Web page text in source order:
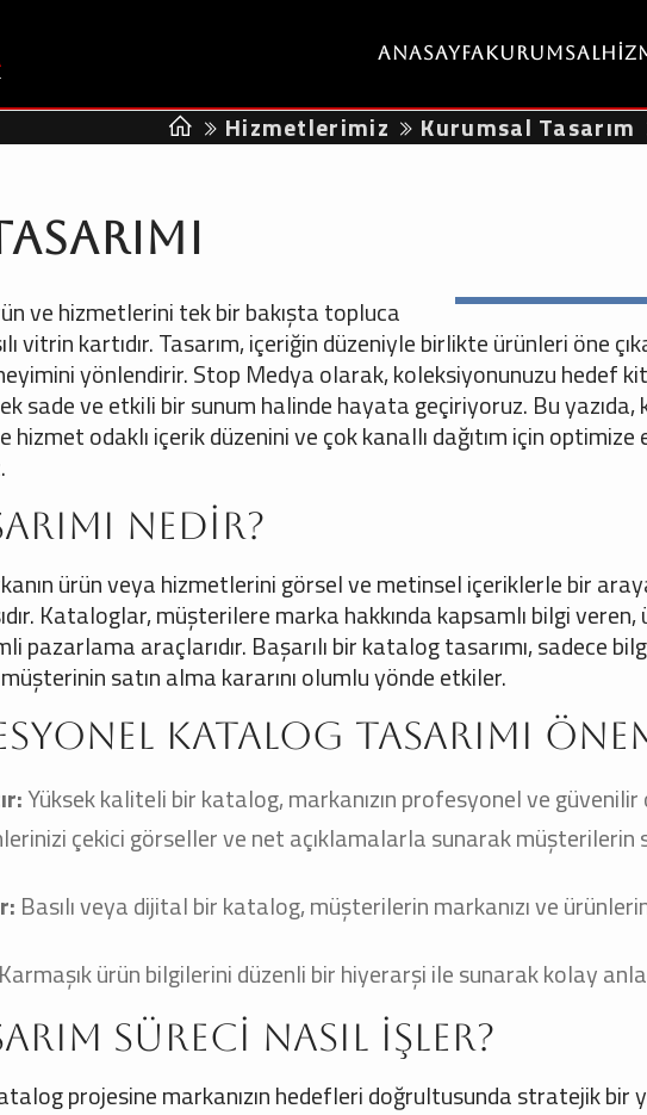
AnasayfaKurumsal
Hizmetlerimiz Kurumsal Tasarım
ve hizmetlerini tek bir bakışta topluca
vitrin kartıdır. Tasarım, içeriğin düzeniyle birlikte ürünleri öne
yönlendirir. Stop Medya olarak, koleksiyonunuzu hedef
sade ve etkili bir sunum halinde hayata geçiriyoruz. Bu yazıda,
odaklı içerik düzenini ve çok kanallı dağıtım için
Nedir?
ürün veya hizmetlerini görsel ve metinsel içeriklerle bir
Kataloglar, müşterilere marka hakkında kapsamlı bilgi
pazarlama araçlarıdır. Başarılı bir katalog tasarımı, sadece
satın alma kararını olumlu yönde etkiler.
Katalog Tasarımı
Yüksek kaliteli bir katalog, markanızın profesyonel ve
çekici görseller ve net açıklamalarla sunarak müşterilerin
Basılı veya dijital bir katalog, müşterilerin markanızı ve
Karmaşık ürün bilgilerini düzenli bir hiyerarşi ile sunarak kolay
Süreci Nasıl İşler?
projesine markanızın hedefleri doğrultusunda stratejik bir